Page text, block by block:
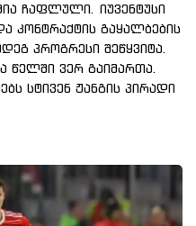
ჩაფლული. იუვენტუსი
კონტრაქტის გაყალბების
პროგრესი შეწყვიტა.
წელში ვერ გაიმართა.
სტივენ ჟანგის პირადი